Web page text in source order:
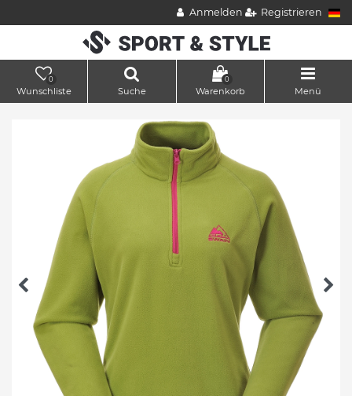
Anmelden Registrieren
0
Wunschliste Suche
0
Warenkorb Menü